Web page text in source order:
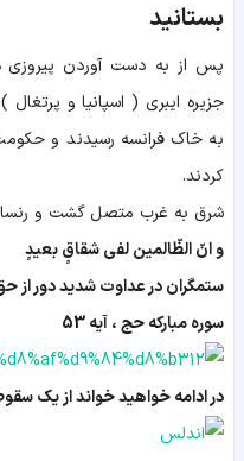
بستانید
پس از به دست آوردن پيروزي
جزيره ايبرى ( اسپانيا و
به خاك فرانسه رسيدند و
كردند.
شرق به غرب متصل گشت و
و انّ الظّالمین لفی شقاقٍ بعیدٍ
ستمگران در عداوت شدید دور از
سوره مبارکه حج ، آیه 53
در ادامه خواهید خواند از یک